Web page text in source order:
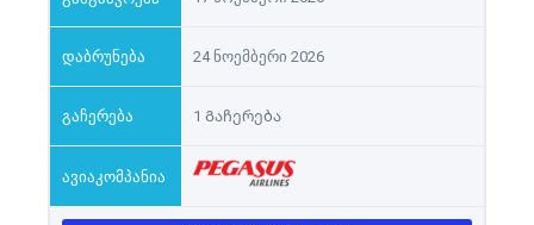
24 ნოემბერი 2026
1 Გაჩერება